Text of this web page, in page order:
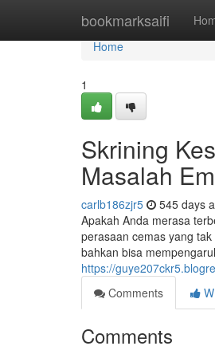
bookmarksaifi
Home
Home
1
Skrining
Masalah
carlb186zjr5 545 days
Apakah Anda merasa
perasaan cemas yang
bahkan bisa
https://
Comments
Comments